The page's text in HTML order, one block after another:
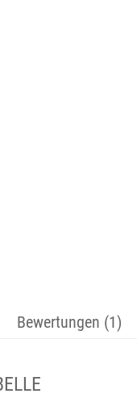
Bewertungen (1)